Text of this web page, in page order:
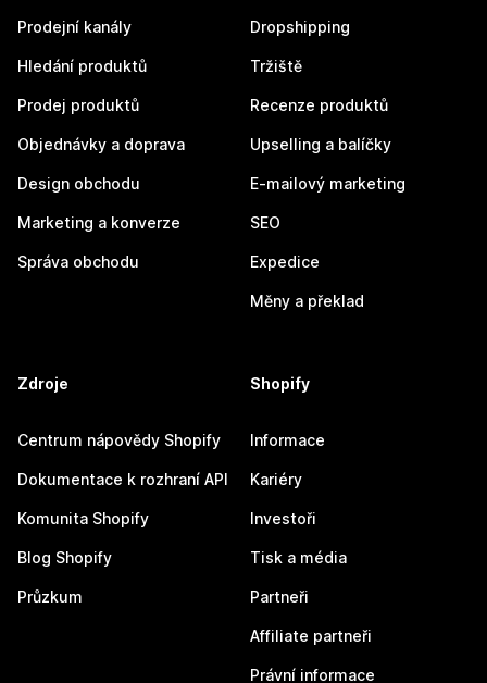
Prodejní kanály
Hledání produktů
Prodej produktů
Objednávky a doprava
Design obchodu
Marketing a konverze
Správa obchodu
Dropshipping
Tržiště
Recenze produktů
Upselling a balíčky
E-mailový marketing
SEO
Expedice
Měny a překlad
Zdroje
Centrum nápovědy Shopify
Dokumentace k rozhraní API
Komunita Shopify
Blog Shopify
Průzkum
Shopify
Informace
Kariéry
Investoři
Tisk a média
Partneři
Affiliate partneři
Právní informace